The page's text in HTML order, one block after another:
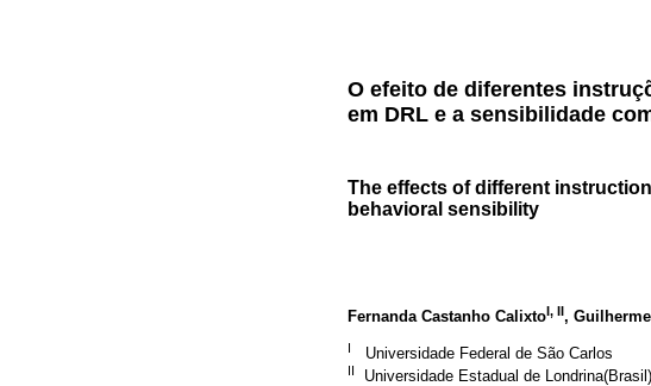
O efeito de diferentes
em DRL e a sensibilidade
The effects of different
behavioral sensibility
Fernanda Castanho CalixtoI, II,
I Universidade Federal de São Carlos
II Universidade Estadual de Londrina(Brasil)